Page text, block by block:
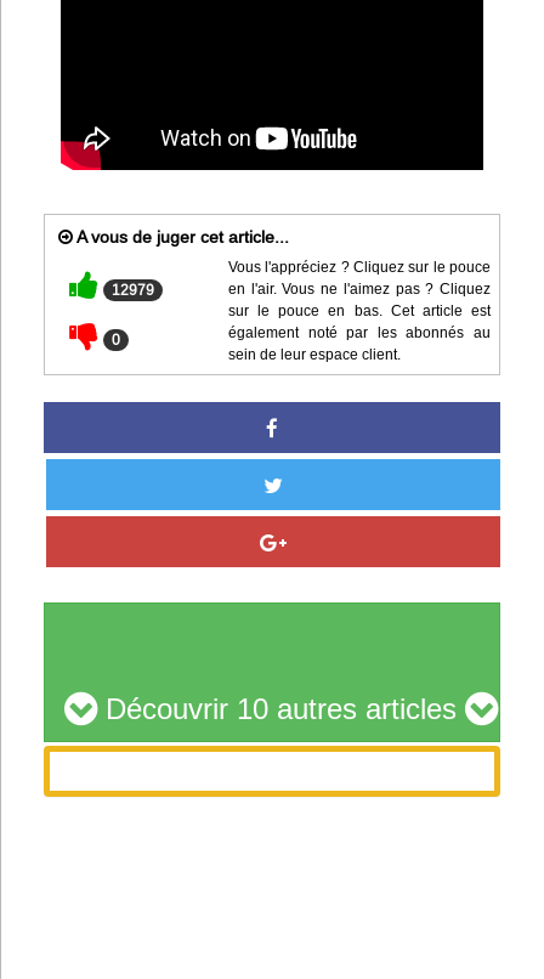
A vous de juger cet article...
12979
0
Vous l'appréciez ? Cliquez sur le pouce
en l'air. Vous ne l'aimez pas ? Cliquez
sur le pouce en bas. Cet article est
également noté par les abonnés au
sein de leur espace client.
Découvrir 10 autres articles